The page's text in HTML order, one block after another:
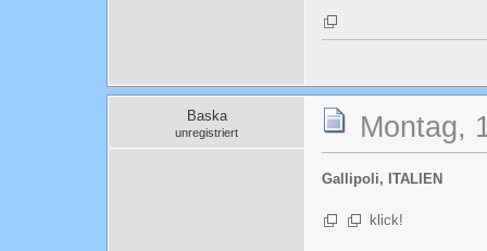
Baska
unregistriert Montag,
Gallipoli, ITALIEN
klick!